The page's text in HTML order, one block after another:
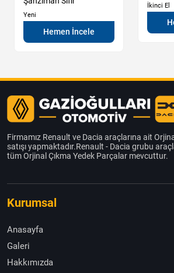
Yeni
Hemen İncele
İkinci El
Firmamız Renault ve Dacia araçlarına ait
satışı yapmaktadır.Renault - Dacia grubu
tüm Orjinal Çıkma Yedek Parçalar mevcuttur.
Kurumsal
Anasayfa
Galeri
Hakkımızda